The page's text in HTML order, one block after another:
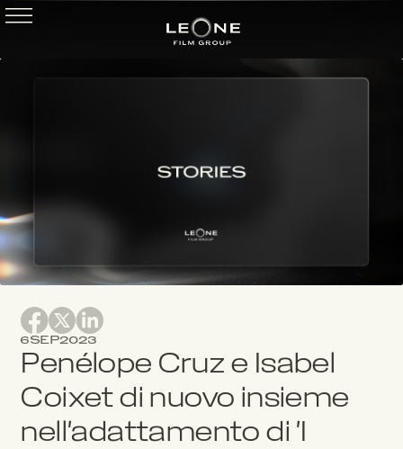
6SEP2023
Penélope Cruz e Isabel
Coixet di nuovo insieme
nell'adattamento di 'I